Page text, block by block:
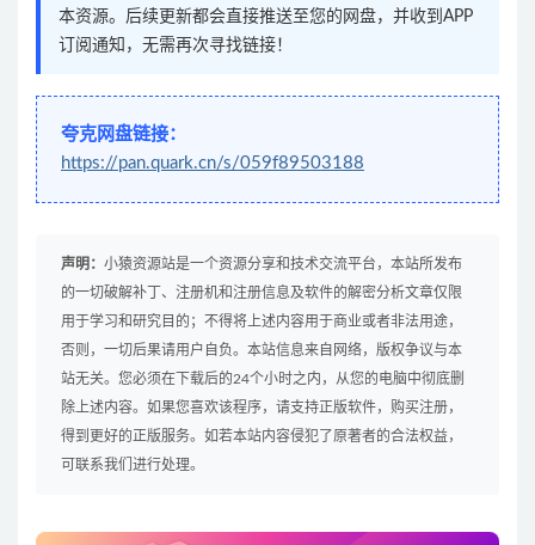
本资源。后续更新都会直接推送至您的网盘，并收到APP
订阅通知，无需再次寻找链接！
夸克网盘链接：
https://pan.quark.cn/s/059f89503188
声明： 小猿资源站是一个资源分享和技术交流平台，本站所发布
的一切破解补丁、注册机和注册信息及软件的解密分析文章仅限
用于学习和研究目的；不得将上述内容用于商业或者非法用途，
否则，一切后果请用户自负。本站信息来自网络，版权争议与本
站无关。您必须在下载后的24个小时之内，从您的电脑中彻底删
除上述内容。如果您喜欢该程序，请支持正版软件，购买注册，
得到更好的正版服务。如若本站内容侵犯了原著者的合法权益，
可联系我们进行处理。